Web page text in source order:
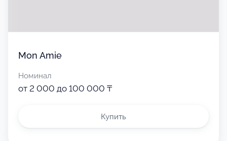
Mon Amie
Номинал
от 2 000 до 100 000 ₸
Купить